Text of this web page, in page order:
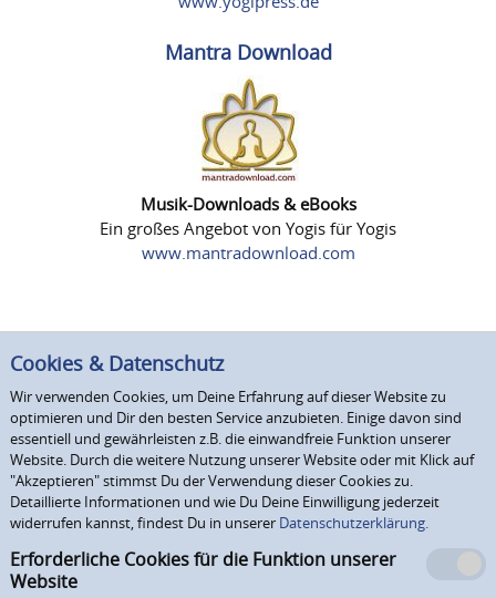
Mantra Download
Musik-Downloads & eBooks
Ein großes Angebot von Yogis für Yogis
www.mantradownload.com
Cookies & Datenschutz
Wir verwenden Cookies, um Deine Erfahrung auf dieser Website zu
optimieren und Dir den besten Service anzubieten. Einige davon sind
essentiell und gewährleisten z.B. die einwandfreie Funktion unserer
Website. Durch die weitere Nutzung unserer Website oder mit Klick auf
"Akzeptieren" stimmst Du der Verwendung dieser Cookies zu.
Detaillierte Informationen und wie Du Deine Einwilligung jederzeit
widerrufen kannst, findest Du in unserer Datenschutzerklärung.
Erforderliche Cookies für die Funktion unserer
Website